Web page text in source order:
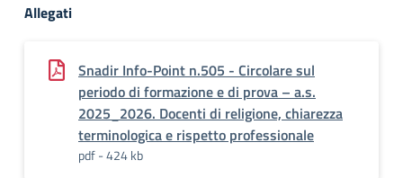
Allegati
Snadir Info-Point n.505 - Circolare sul
periodo di formazione e di prova – a.s.
2025_2026. Docenti di religione, chiarezza
terminologica e rispetto professionale
pdf - 424 kb